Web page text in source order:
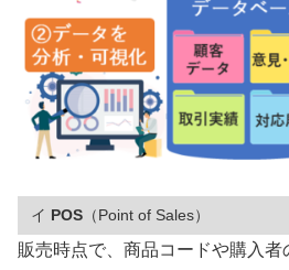
イ POS （Point of Sales）
販売時点で、商品コードや購入